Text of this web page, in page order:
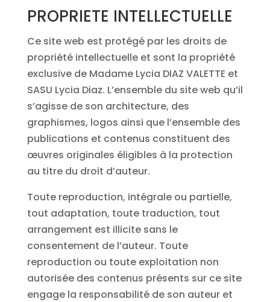
PROPRIETE INTELLECTUELLE
Ce site web est protégé par les droits de
propriété intellectuelle et sont la propriété
exclusive de Madame Lycia DIAZ VALETTE et
SASU Lycia Diaz. L’ensemble du site web qu’il
s’agisse de son architecture, des
graphismes, logos ainsi que l’ensemble des
publications et contenus constituent des
œuvres originales éligibles à la protection
au titre du droit d’auteur.
Toute reproduction, intégrale ou partielle,
tout adaptation, toute traduction, tout
arrangement est illicite sans le
consentement de l’auteur. Toute
reproduction ou toute exploitation non
autorisée des contenus présents sur ce site
engage la responsabilité de son auteur et